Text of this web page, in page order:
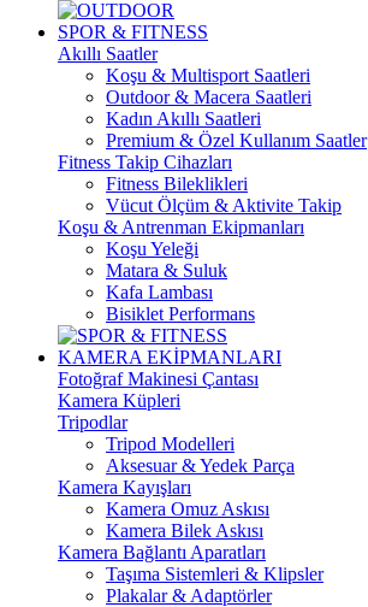
SPOR & FITNESS
Akıllı Saatler
Koşu & Multisport Saatleri
Outdoor & Macera Saatleri
Kadın Akıllı Saatleri
Premium & Özel Kullanım Saatler
Fitness Takip Cihazları
Fitness Bileklikleri
Vücut Ölçüm & Aktivite Takip
Koşu & Antrenman Ekipmanları
Koşu Yeleği
Matara & Suluk
Kafa Lambası
Bisiklet Performans
KAMERA EKİPMANLARI
Fotoğraf Makinesi Çantası
Kamera Küpleri
Tripodlar
Tripod Modelleri
Aksesuar & Yedek Parça
Kamera Kayışları
Kamera Omuz Askısı
Kamera Bilek Askısı
Kamera Bağlantı Aparatları
Taşıma Sistemleri & Klipsler
Plakalar & Adaptörler